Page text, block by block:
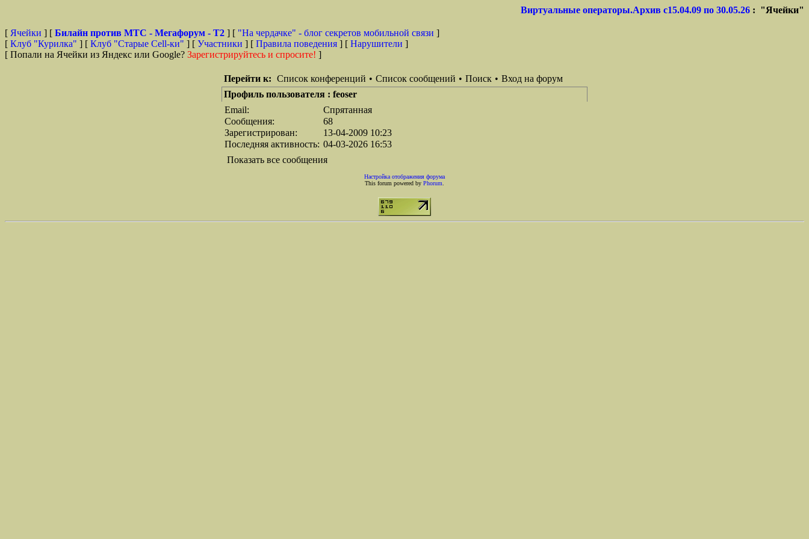
Виртуальные операторы.Архив с15.04.09 по 30.05.26 : "Ячейки"
[ Ячейки ] [ Билайн против МТС - Мегафорум - T2 ] [ "На чердачке" - блог секретов мобильной связи ]
[ Клуб "Курилка" ] [ Клуб "Старые Сell-ки" ] [ Участники ] [ Правила поведения ] [ Нарушители ]
[ Попали на Ячейки из Яндекс или Google? Зарегистрируйтесь и спросите! ]
Перейти к: Список конференций • Список сообщений • Поиск • Вход на форум
Профиль пользователя : feoser
Email:
Спрятанная
Сообщения:
68
Зарегистрирован:
13-04-2009 10:23
Последняя активность: 04-03-2026 16:53
Показать все сообщения
Настройка отображения форума
This forum powered by Phorum